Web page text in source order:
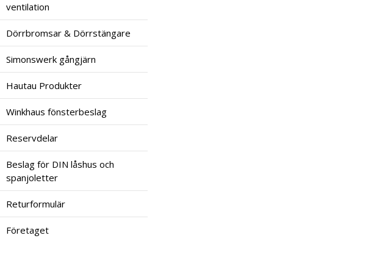
ventilation
Dörrbromsar & Dörrstängare
Simonswerk gångjärn
Hautau Produkter
Winkhaus fönsterbeslag
Reservdelar
Beslag för DIN låshus och
spanjoletter
Returformulär
Företaget